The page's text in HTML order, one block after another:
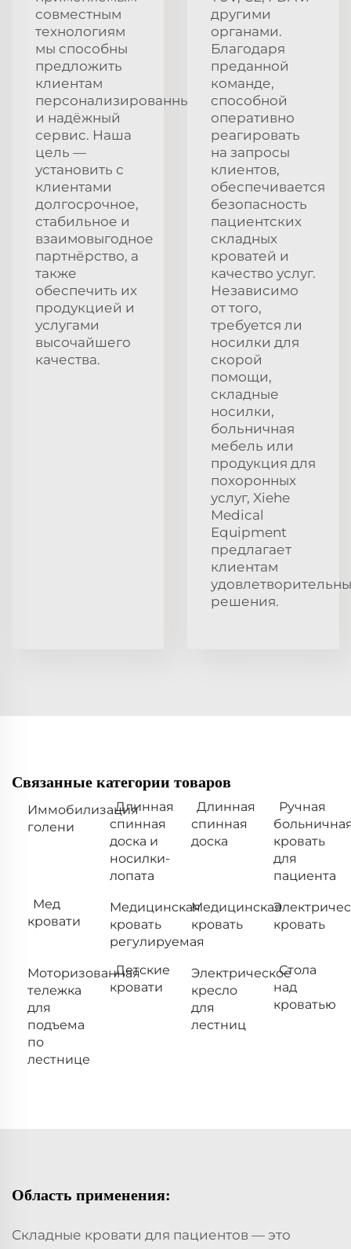
совместным
технологиям
мы способны
предложить
клиентам
персонализированный
и надёжный
сервис. Наша
цель —
установить с
клиентами
долгосрочное,
стабильное и
взаимовыгодное
партнёрство, а
также
обеспечить их
продукцией и
услугами
высочайшего
качества.
другими
органами.
Благодаря
преданной
команде,
способной
оперативно
реагировать
на запросы
клиентов,
обеспечивается
безопасность
пациентских
складных
кроватей и
качество услуг.
Независимо
от того,
требуется ли
носилки для
скорой
помощи,
складные
носилки,
больничная
мебель или
продукция для
похоронных
услуг, Xiehe
Medical
Equipment
предлагает
клиентам
решения.
Связанные категории товаров
Иммобилизация
голени
Длинная
спинная
доска и
носилки-
лопата
Длинная
спинная
доска
Ручная
кровать
для
пациента
Мед
кровати
Медицинская
кровать
регулируемая
Медицинская
кровать
кровать
Моторизованная
тележка
для
подъема
по
лестнице
Детские
кровати
Электрическое
кресло
для
лестниц
Стола
над
кроватью
Область применения:
Складные кровати для пациентов — это